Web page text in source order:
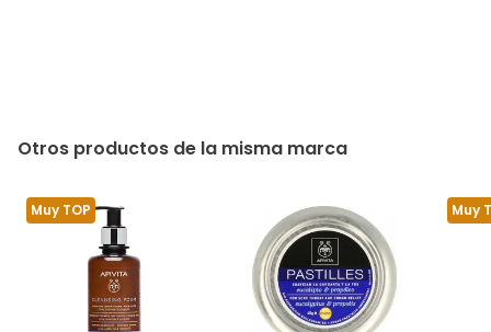
Otros productos de la misma marca
Muy TOP Muy